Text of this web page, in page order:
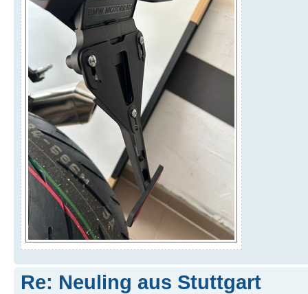
Re: Neuling aus Stuttgart